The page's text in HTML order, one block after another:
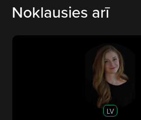
Noklausies arī
LV